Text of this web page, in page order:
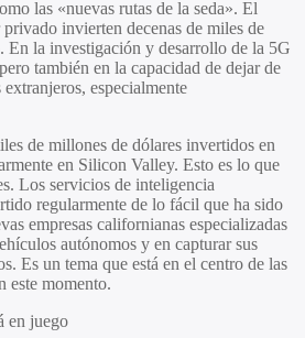
las «nuevas rutas de la seda». El
invierten decenas de miles de
En la investigación y desarrollo de la 5G
también en la capacidad de dejar de
especialmente
de millones de dólares invertidos en
en Silicon Valley. Esto es lo que
Los servicios de inteligencia
regularmente de lo fácil que ha sido
empresas californianas especializadas
autónomos y en capturar sus
Es un tema que está en el centro de las
este momento.
en juego